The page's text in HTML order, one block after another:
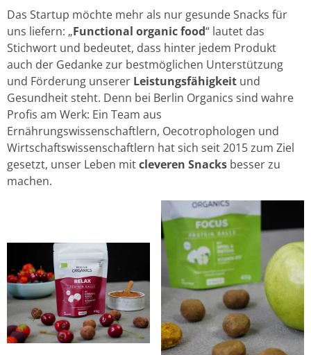
Das Startup möchte mehr als nur gesunde Snacks für
uns liefern: „Functional organic food“ lautet das
Stichwort und bedeutet, dass hinter jedem Produkt
auch der Gedanke zur bestmöglichen Unterstützung
und Förderung unserer Leistungsfähigkeit und
Gesundheit steht. Denn bei Berlin Organics sind wahre
Profis am Werk: Ein Team aus
Ernährungswissenschaftlern, Oecotrophologen und
Wirtschaftswissenschaftlern hat sich seit 2015 zum Ziel
gesetzt, unser Leben mitcleveren Snacks besser zu
machen.